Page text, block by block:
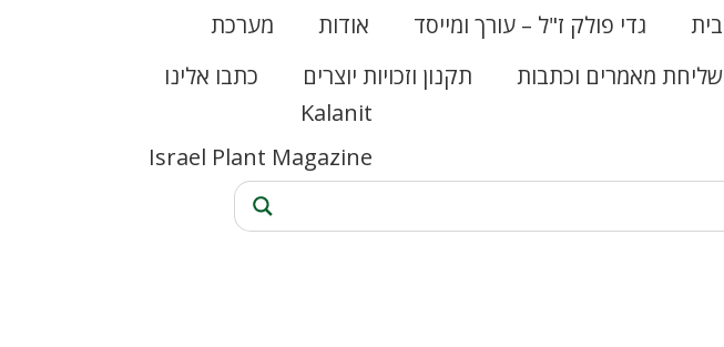
בית גדי פולק ז"ל – עורך ומייסד אודות
מערכת
שליחת מאמרים וכתבות
תקנון וזכויות יוצרים
כתבו אלינו
Kalanit
Israel Plant Magazine